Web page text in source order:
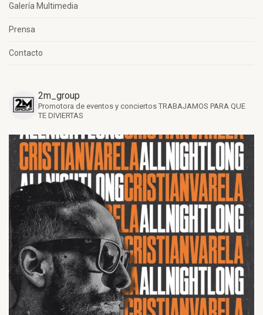
Galería Multimedia
Prensa
Contacto
2m_group
Promotora de eventos y conciertos TRABAJAMOS PARA QUE
TE DIVIERTAS